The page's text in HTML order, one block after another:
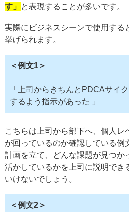
す」
と表現することが多いです。
実際にビジネスシーンで使用する
挙げられます。
＜例文1＞
「上司からきちんとPDCAサイ
するよう指示があった 」
こちらは上司から部下へ、個人レ
が回っているのか確認している例
計画を立て、どんな課題が見つか
活かしているかを上司に説明でき
いけないでしょう。
＜例文2＞